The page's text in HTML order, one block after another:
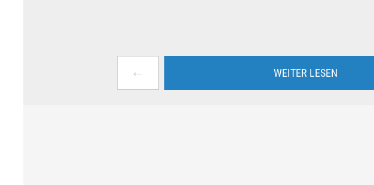
← WEITER LESEN